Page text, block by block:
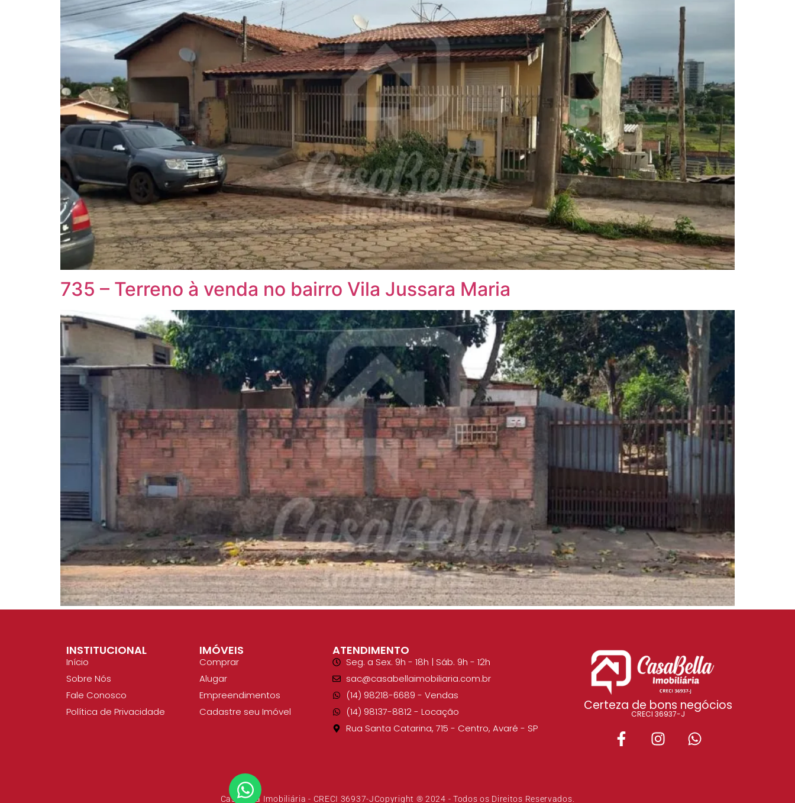
735 – Terreno à venda no bairro Vila Jussara Maria
Certeza de bons negócios
CRECI 36937-J
INSTITUCIONAL
Início
Sobre Nós
Fale Conosco
Política de Privacidade
IMÓVEIS
Comprar
Alugar
Empreendimentos
Cadastre seu Imóvel
ATENDIMENTO
Seg. a Sex. 9h - 18h | Sáb. 9h - 12h
sac@casabellaimobiliaria.com.br
(14) 98218-6689​ - Vendas
(14) 98137-8812​ - Locação
Rua Santa Catarina, 715 - Centro, Avaré - SP
CasaBella Imobiliária - CRECI 36937-JCopyright ® 2024 - Todos os Direitos Reservados.